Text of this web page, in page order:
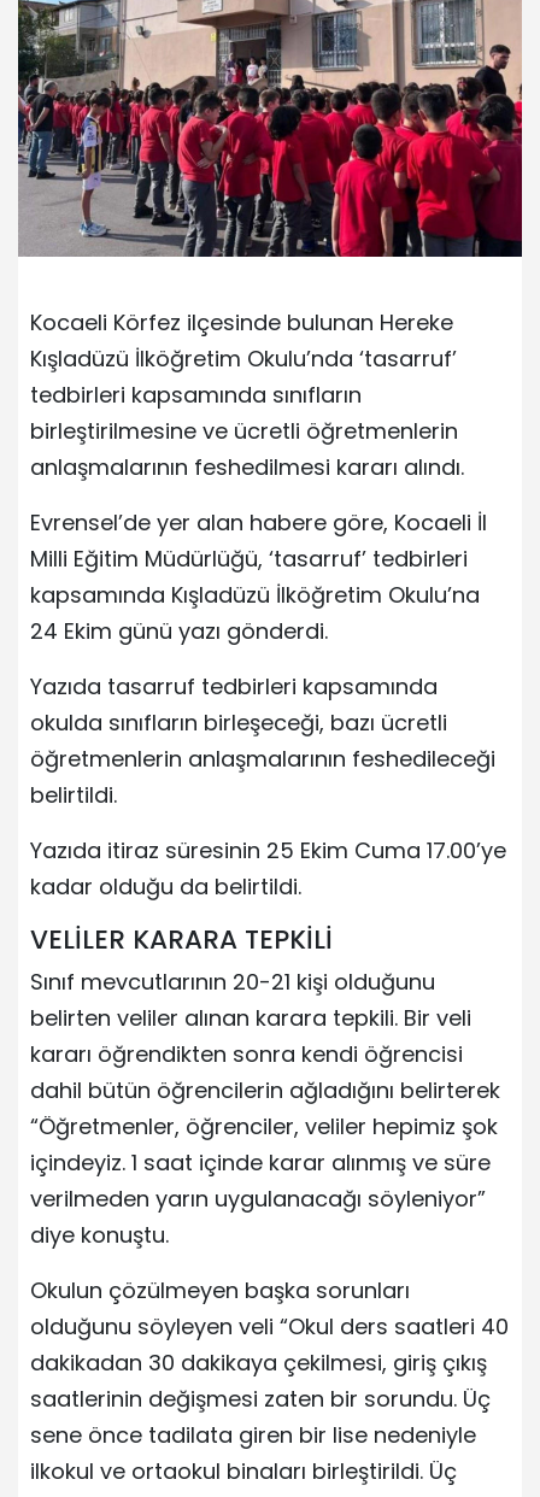
Kocaeli Körfez ilçesinde bulunan Hereke
Kışladüzü İlköğretim Okulu’nda ‘tasarruf’
tedbirleri kapsamında sınıfların
birleştirilmesine ve ücretli öğretmenlerin
anlaşmalarının feshedilmesi kararı alındı.
Evrensel’de yer alan habere göre, Kocaeli İl
Milli Eğitim Müdürlüğü, ‘tasarruf’ tedbirleri
kapsamında Kışladüzü İlköğretim Okulu’na
24 Ekim günü yazı gönderdi.
Yazıda tasarruf tedbirleri kapsamında
okulda sınıfların birleşeceği, bazı ücretli
öğretmenlerin anlaşmalarının feshedileceği
belirtildi.
Yazıda itiraz süresinin 25 Ekim Cuma 17.00’ye
kadar olduğu da belirtildi.
VELİLER KARARA TEPKİLİ
Sınıf mevcutlarının 20-21 kişi olduğunu
belirten veliler alınan karara tepkili. Bir veli
kararı öğrendikten sonra kendi öğrencisi
dahil bütün öğrencilerin ağladığını belirterek
“Öğretmenler, öğrenciler, veliler hepimiz şok
içindeyiz. 1 saat içinde karar alınmış ve süre
verilmeden yarın uygulanacağı söyleniyor”
diye konuştu.
Okulun çözülmeyen başka sorunları
olduğunu söyleyen veli “Okul ders saatleri 40
dakikadan 30 dakikaya çekilmesi, giriş çıkış
saatlerinin değişmesi zaten bir sorundu. Üç
sene önce tadilata giren bir lise nedeniyle
ilkokul ve ortaokul binaları birleştirildi. Üç